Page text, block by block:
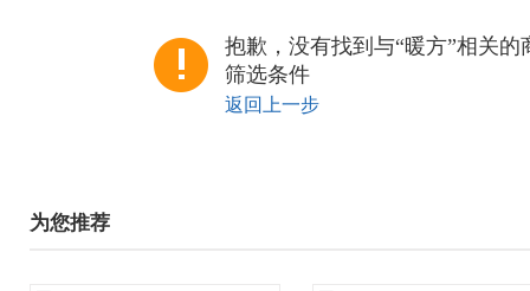
抱歉，没有找到与“暖方”相关
筛选条件
返回上一步
为您推荐